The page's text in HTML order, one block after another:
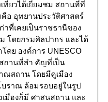
ที่ยวได้เยี่ยมชม สถานที่ที่
อ อุทยานประวัติศาสตร์
าที่เคยเป็นราชธานีของ
โดยกรมศิลปากร และได้
ดย องค์การ UNESCO
ถานที่สำ คัญที่เป็น
ณสถาน โดยมีคูเมือง
บราณ ล้อมรอบอยู่ในรูป
มืองก็มี ศาสนสถาน และ